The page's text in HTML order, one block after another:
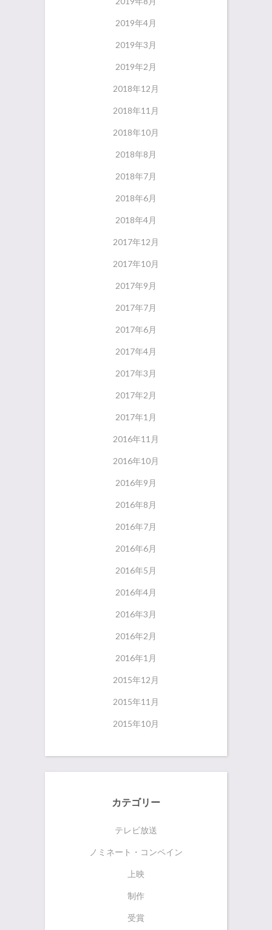
2019年4月
2019年3月
2019年2月
2018年12月
2018年11月
2018年10月
2018年8月
2018年7月
2018年6月
2018年4月
2017年12月
2017年10月
2017年9月
2017年7月
2017年6月
2017年4月
2017年3月
2017年2月
2017年1月
2016年11月
2016年10月
2016年9月
2016年8月
2016年7月
2016年6月
2016年5月
2016年4月
2016年3月
2016年2月
2016年1月
2015年12月
2015年11月
2015年10月
カテゴリー
テレビ放送
ノミネート・コンペイン
上映
制作
受賞